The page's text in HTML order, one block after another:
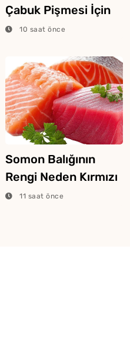
Çabuk Pişmesi İçin
Püf Noktaları
10 saat önce
Somon Balığının
Rengi Neden Kırmızı
Veya Pembe Olur?
11 saat önce